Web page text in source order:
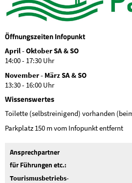
Öffnungszeiten Infopunkt
April - Oktober SA & SO
14:00 - 17:30 Uhr
November - März SA & SO
13:30 - 16:00 Uhr
Wissenswertes
Toilette (selbstreinigend) vorhanden
Parkplatz 150 m vom Infopunkt entfernt
Ansprechpartner
für Führungen etc.:
Tourismusbetriebs-